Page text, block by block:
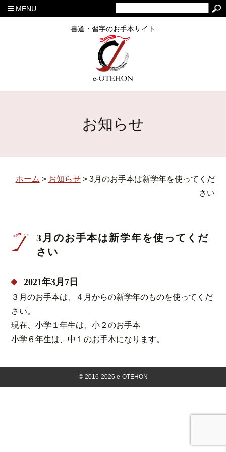
MENU
書道・習字のお手本サイト
お知らせ
ホーム > お知らせ> 3月のお手本は新学年を使ってくだ
さい
3月のお手本は新学年を使ってくだ
さい
2021年3月7日
３月のお手本は、４月からの新学年のものを使ってくだ
さい。
現在、小学１年生は、小２のお手本
小学６年生は、中１のお手本になります。
© 2016-2026 e-OTEHON